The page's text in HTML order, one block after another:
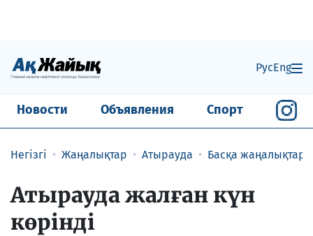
РусEng
Новости Объявления Спорт
Негізгі Жаңалықтар Атырауда Басқа жаңалықтар
Атырауда жалған күн
көрінді